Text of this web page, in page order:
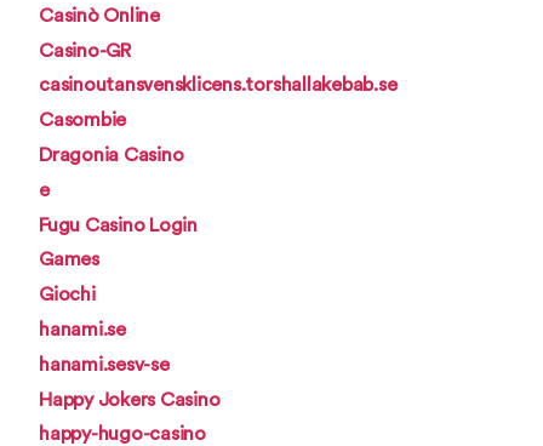
Casinò Online
Casino-GR
casinoutansvensklicens.torshallakebab.se
Casombie
Dragonia Casino
e
Fugu Casino Login
Games
Giochi
hanami.se
hanami.sesv-se
Happy Jokers Casino
happy-hugo-casino